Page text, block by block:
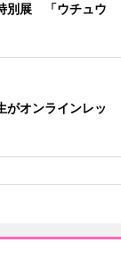
別展 「ウチュウ
オンラインレッ